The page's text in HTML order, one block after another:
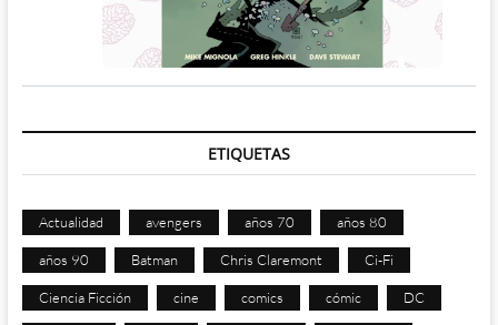
ETIQUETAS
Actualidad avengers años 70 años 80
años 90 Batman Chris Claremont Ci-Fi
Ciencia Ficción cine comics cómic DC